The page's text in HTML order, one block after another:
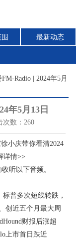
日
最新动态
Radio | 2024年5月
年5月13日
数：260
小庆带你看清2024
详情>>
听以下音频。
普多次短线转跌，
创近五个月最大周
财报后涨超
上市首日跌近